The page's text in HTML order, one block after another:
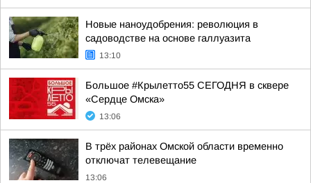
Новые наноудобрения: революция в
садоводстве на основе галлуазита
13:10
Большое #Крылетто55 СЕГОДНЯ в сквере
«Сердце Омска»
13:06
В трёх районах Омской области временно
отключат телевещание
13:06